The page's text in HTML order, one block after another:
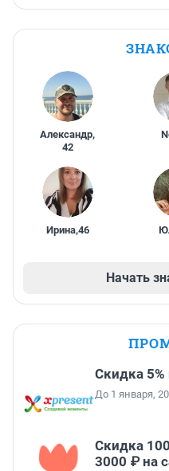
Александр,
42
Ирина,46
Начать
Скидка
До 1 января,
Скидка
3000 ₽ на